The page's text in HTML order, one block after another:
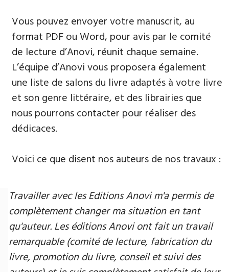
Vous pouvez envoyer votre manuscrit, au
format PDF ou Word, pour avis par le comité
de lecture d’Anovi, réunit chaque semaine.
L’équipe d’Anovi vous proposera également
une liste de salons du livre adaptés à votre livre
et son genre littéraire, et des librairies que
nous pourrons contacter pour réaliser des
dédicaces.
Voici ce que disent nos auteurs de nos travaux :
Travailler avec les Editions Anovi m'a permis de
complètement changer ma situation en tant
qu'auteur. Les éditions Anovi ont fait un travail
remarquable (comité de lecture, fabrication du
livre, promotion du livre, conseil et suivi des